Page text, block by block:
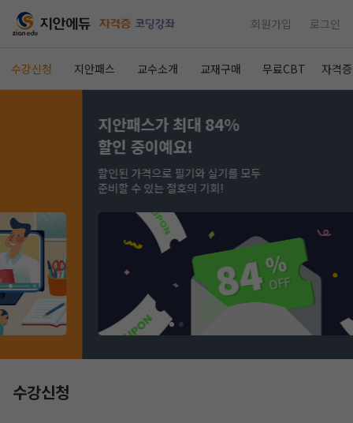
회원가입 로그인
수강신청 지안패스 교수소개 교재구매 무료CBT 자격
지안패스가 최대 84%
할인 중이예요!
할인된 가격으로 필기와 실기를 모두
준비할 수 있는 절호의 기회!
수강신청